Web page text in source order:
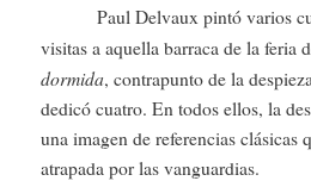
Paul Delvaux pintó varios
visitas a aquella barraca de la feria
dormida, contrapunto de la
dedicó cuatro. En todos ellos, la
una imagen de referencias clásicas
atrapada por las vanguardias.